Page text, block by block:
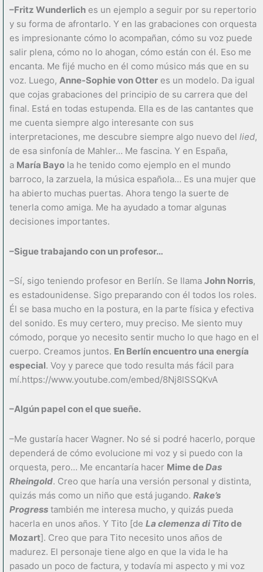
–Fritz Wunderlich es un ejemplo a seguir por su repertorio
y su forma de afrontarlo. Y en las grabaciones con orquesta
es impresionante cómo lo acompañan, cómo su voz puede
salir plena, cómo no lo ahogan, cómo están con él. Eso me
encanta. Me fijé mucho en él como músico más que en su
voz. Luego, Anne-Sophie von Otter es un modelo. Da igual
que cojas grabaciones del principio de su carrera que del
final. Está en todas estupenda. Ella es de las cantantes que
me cuenta siempre algo interesante con sus
interpretaciones, me descubre siempre algo nuevo del lied,
de esa sinfonía de Mahler… Me fascina. Y en España,
a María Bayo la he tenido como ejemplo en el mundo
barroco, la zarzuela, la música española… Es una mujer que
ha abierto muchas puertas. Ahora tengo la suerte de
tenerla como amiga. Me ha ayudado a tomar algunas
decisiones importantes.
–Sigue trabajando con un profesor…
–Sí, sigo teniendo profesor en Berlín. Se llama John Norris,
es estadounidense. Sigo preparando con él todos los roles.
Él se basa mucho en la postura, en la parte física y efectiva
del sonido. Es muy certero, muy preciso. Me siento muy
cómodo, porque yo necesito sentir mucho lo que hago en el
cuerpo. Creamos juntos. En Berlín encuentro una energía
especial. Voy y parece que todo resulta más fácil para
mí.https://www.youtube.com/embed/8Nj8lSSQKvA
–Algún papel con el que sueñe.
–Me gustaría hacer Wagner. No sé si podré hacerlo, porque
dependerá de cómo evolucione mi voz y si puedo con la
orquesta, pero… Me encantaría hacer Mime deDas
Rheingold. Creo que haría una versión personal y distinta,
quizás más como un niño que está jugando. Rake’s
Progress también me interesa mucho, y quizás pueda
hacerla en unos años. Y Tito [de La clemenza di Titode
Mozart]. Creo que para Tito necesito unos años de
madurez. El personaje tiene algo en que la vida le ha
pasado un poco de factura, y todavía mi aspecto y mi voz